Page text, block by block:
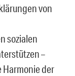
von
sozialen
–
Harmonie der